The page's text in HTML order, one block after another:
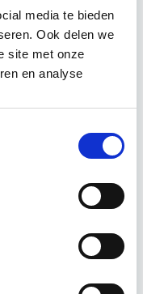
media te bieden
Ook delen we
site met onze
en analyse
biedt een